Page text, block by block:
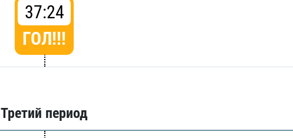
37:24
ГОЛ!!!
Третий период